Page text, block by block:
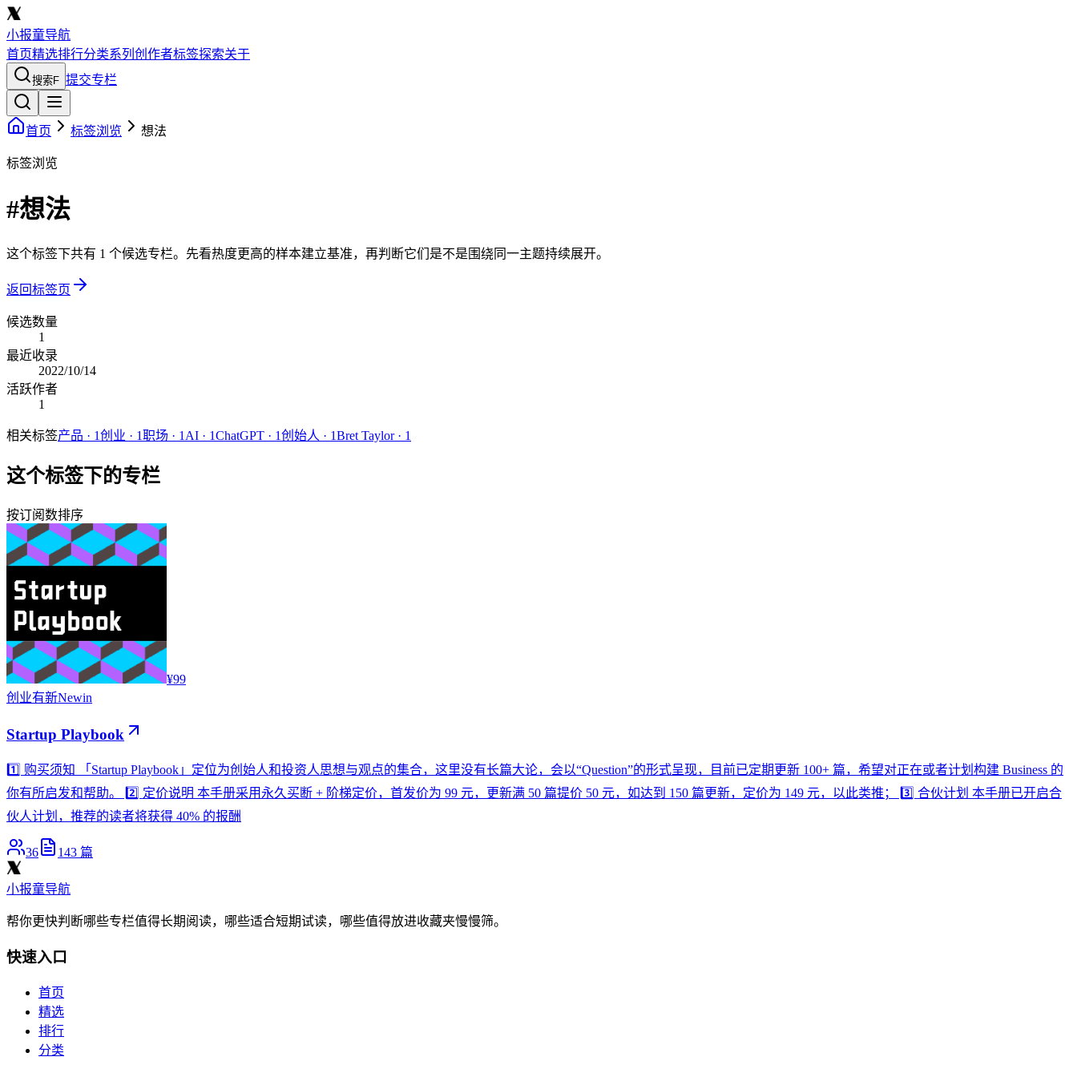
小报童导航
首页精选排行分类系列 创作者标签探索关于
搜索F 提交专栏
首页 标签浏览 想法
标签浏览
#想法
这个标签下共有 1 个候选专栏。先看热度更高的样本建立基准，再判断它们是不是围绕同一主题持续展开。
返回标签页
候选数量
1
最近收录
2022/10/14
活跃作者
1
相关标签产品 · 1创业 · 1职场 · 1 AI · 1ChatGPT · 1创始人 · 1Bret Taylor· 1
这个标签下的专栏
按订阅数排序
¥99
创业有新Newin
Startup Playbook
1️⃣ 购买须知 「Startup Playbook」定位为创始人和投资人思想与观点的集合，这里没有长篇大论，会以“Question”的形式呈现，目前已定期更新 100+ 篇，希望对正在或者计划构建 Business 的
你有所启发和帮助。 2️⃣ 定价说明 本手册采用永久买断 + 阶梯定价，首发价为 99 元，更新满 50 篇提价 50 元，如达到 150 篇更新，定价为 149 元，以此类推； 3️⃣ 合伙计划 本手册已开启合
伙人计划，推荐的读者将获得 40% 的报酬
36 143 篇
小报童导航
帮你更快判断哪些专栏值得长期阅读，哪些适合短期试读，哪些值得放进收藏夹慢慢筛。
快速入口
首页
精选
排行
分类